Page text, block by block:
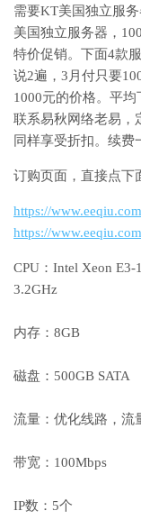
需要KT美国独立服
美国独立服务器，
特价促销。下面4款
说2遍，3月付只要
1000元的价格。平
联系易秋网络老易，
同样享受折扣。续费
订购页面，直接点下
https://
https://
CPU：Intel Xeon
3.2GHz
内存：8GB
磁盘：500GB SATA
流量：优化线路，流
带宽：100Mbps
IP数：5个